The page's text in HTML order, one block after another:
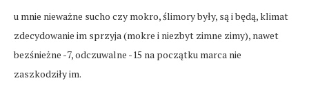
u mnie nieważne sucho czy mokro, ślimory były, są i będą, klimat
zdecydowanie im sprzyja (mokre i niezbyt zimne zimy), nawet
bezśnieżne -7, odczuwalne -15 na początku marca nie
zaszkodziły im.